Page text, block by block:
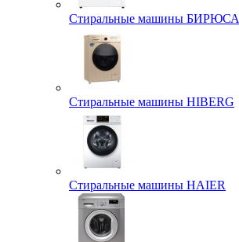
Стиральные машины БИРЮСА
Стиральные машины HIBERG
Стиральные машины HAIER